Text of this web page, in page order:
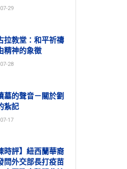
29
拉教堂：和平祈禱
精神的象徵
28
墓的聲音－關於劉
紮記
17
時評】紐西蘭華裔
問外交部長打疫苗